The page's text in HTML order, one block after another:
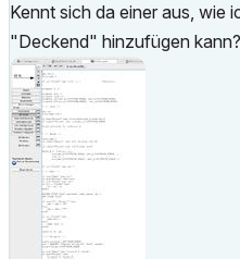
Kennt sich da einer aus, wie
"Deckend" hinzufügen kann?